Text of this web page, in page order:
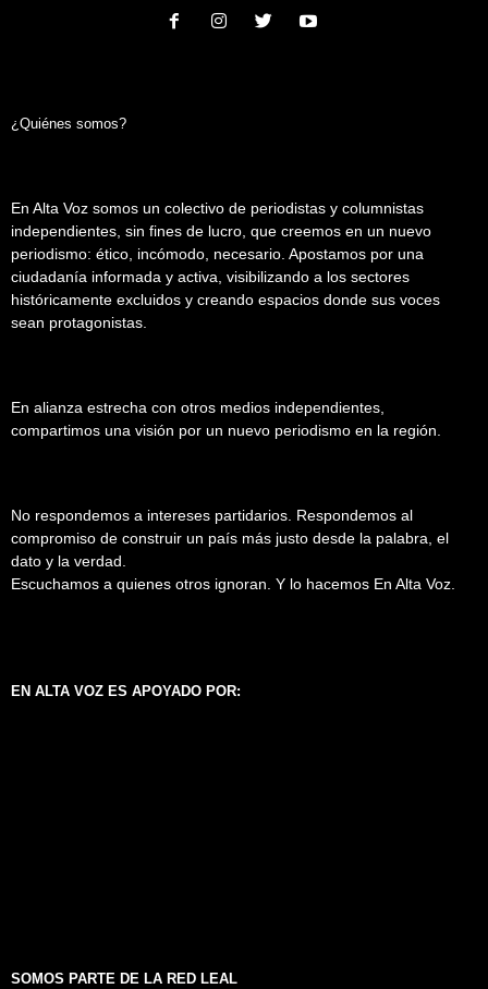
¿Quiénes somos?
En Alta Voz somos un colectivo de periodistas y columnistas
independientes, sin fines de lucro, que creemos en un nuevo
periodismo: ético, incómodo, necesario. Apostamos por una
ciudadanía informada y activa, visibilizando a los sectores
históricamente excluidos y creando espacios donde sus voces
sean protagonistas.
En alianza estrecha con otros medios independientes,
compartimos una visión por un nuevo periodismo en la región.
No respondemos a intereses partidarios. Respondemos al
compromiso de construir un país más justo desde la palabra, el
dato y la verdad.
Escuchamos a quienes otros ignoran. Y lo hacemos En Alta Voz.
EN ALTA VOZ ES APOYADO POR:
SOMOS PARTE DE LA RED LEAL